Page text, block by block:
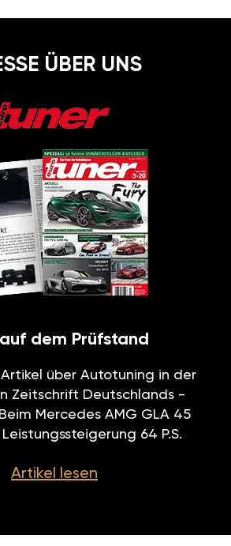
ÜBER UNS
dem Prüfstand
über Autotuning in der
Zeitschrift Deutschlands -
Mercedes AMG GLA 45
64 P.S.
Artikel lesen